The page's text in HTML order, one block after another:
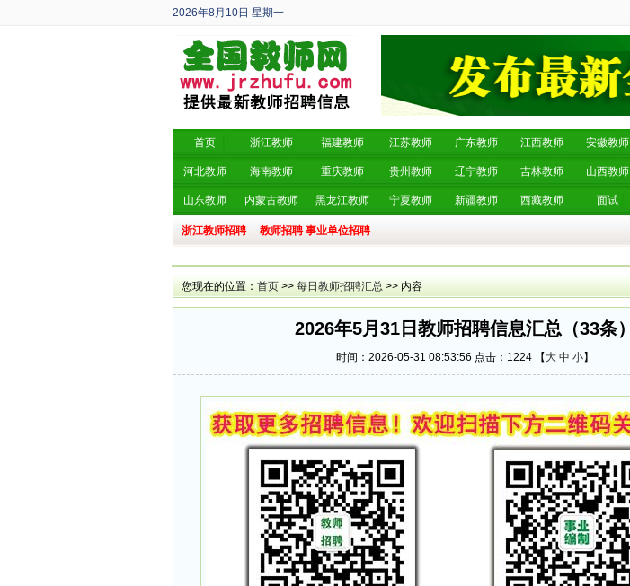
2026年8月10日 星期一
丙午年 六月廿八
首页 浙江教师 福建教师 江苏教师 广东教师 江西教师 安徽教师
河北教师 海南教师 重庆教师 贵州教师 辽宁教师 吉林教师 山西教师
山东教师 内蒙古教师 黑龙江教师 宁夏教师 新疆教师 西藏教师 面试
浙江教师招聘 教师招聘 事业单位招聘
您现在的位置： 首页 >> 每日教师招聘汇总 >> 内容
2026年5月31日教师招聘信息汇总（33条）
时间：2026-05-31 08:53:56 点击： 1224 【 大 中 小】